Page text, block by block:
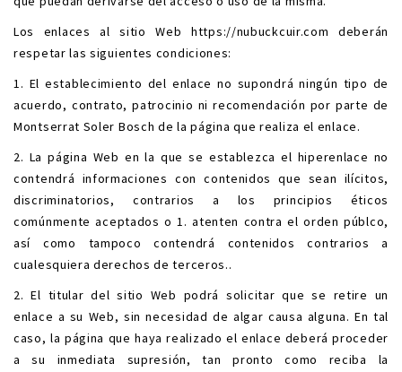
Los enlaces al sitio Webhttps://nubuckcuir.com deberán
respetar las siguientes condiciones:
1. El establecimiento del enlace no supondrá ningún tipo de
acuerdo, contrato, patrocinio ni recomendación por parte de
Montserrat Soler Bosch de la página que realiza el enlace.
2. La página Web en la que se establezca el hiperenlace no
contendrá informaciones con contenidos que sean ilícitos,
discriminatorios, contrarios a los principios éticos
comúnmente aceptados o 1. atenten contra el orden públco,
así como tampoco contendrá contenidos contrarios a
cualesquiera derechos de terceros..
2. El titular del sitio Web podrá solicitar que se retire un
enlace a su Web, sin necesidad de algar causa alguna. En tal
caso, la página que haya realizado el enlace deberá proceder
a su inmediata supresión, tan pronto como reciba la